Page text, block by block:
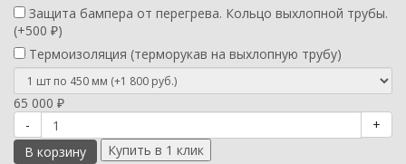
Защита бампера от перегрева. Кольцо выхлопной трубы.
(+500 ₽)
Термоизоляция (терморукав на выхлопную трубу)
65 000 ₽
-
+
В корзину